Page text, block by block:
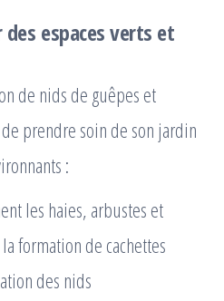
espaces verts et
de nids de guêpes et
prendre soin de son jardin
:
les haies, arbustes et
formation de cachettes
des nids